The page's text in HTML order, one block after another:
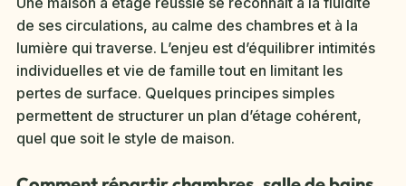
de ses circulations, au calme des chambres et à la
lumière qui traverse. L’enjeu est d’équilibrer intimités
individuelles et vie de famille tout en limitant les
pertes de surface. Quelques principes simples
permettent de structurer un plan d’étage cohérent,
quel que soit le style de maison.